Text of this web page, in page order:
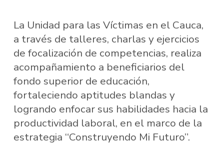
La Unidad para las Víctimas en el Cauca,
a través de talleres, charlas y ejercicios
de focalización de competencias, realiza
acompañamiento a beneficiarios del
fondo superior de educación,
fortaleciendo aptitudes blandas y
logrando enfocar sus habilidades hacia la
productividad laboral, en el marco de la
estrategia “Construyendo Mi Futuro”.